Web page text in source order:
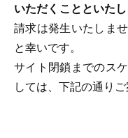
いただくことといた
請求は発生いたしま
と幸いです。
サイト閉鎖までのス
しては、下記の通りご